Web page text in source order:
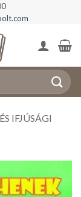
IFJÚSÁGI